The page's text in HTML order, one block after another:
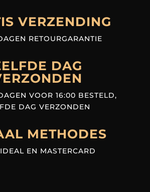
VERZENDING
RETOURGARANTIE
DAG
VOOR 16:00 BESTELD,
DAG VERZONDEN
METHODES
EN MASTERCARD